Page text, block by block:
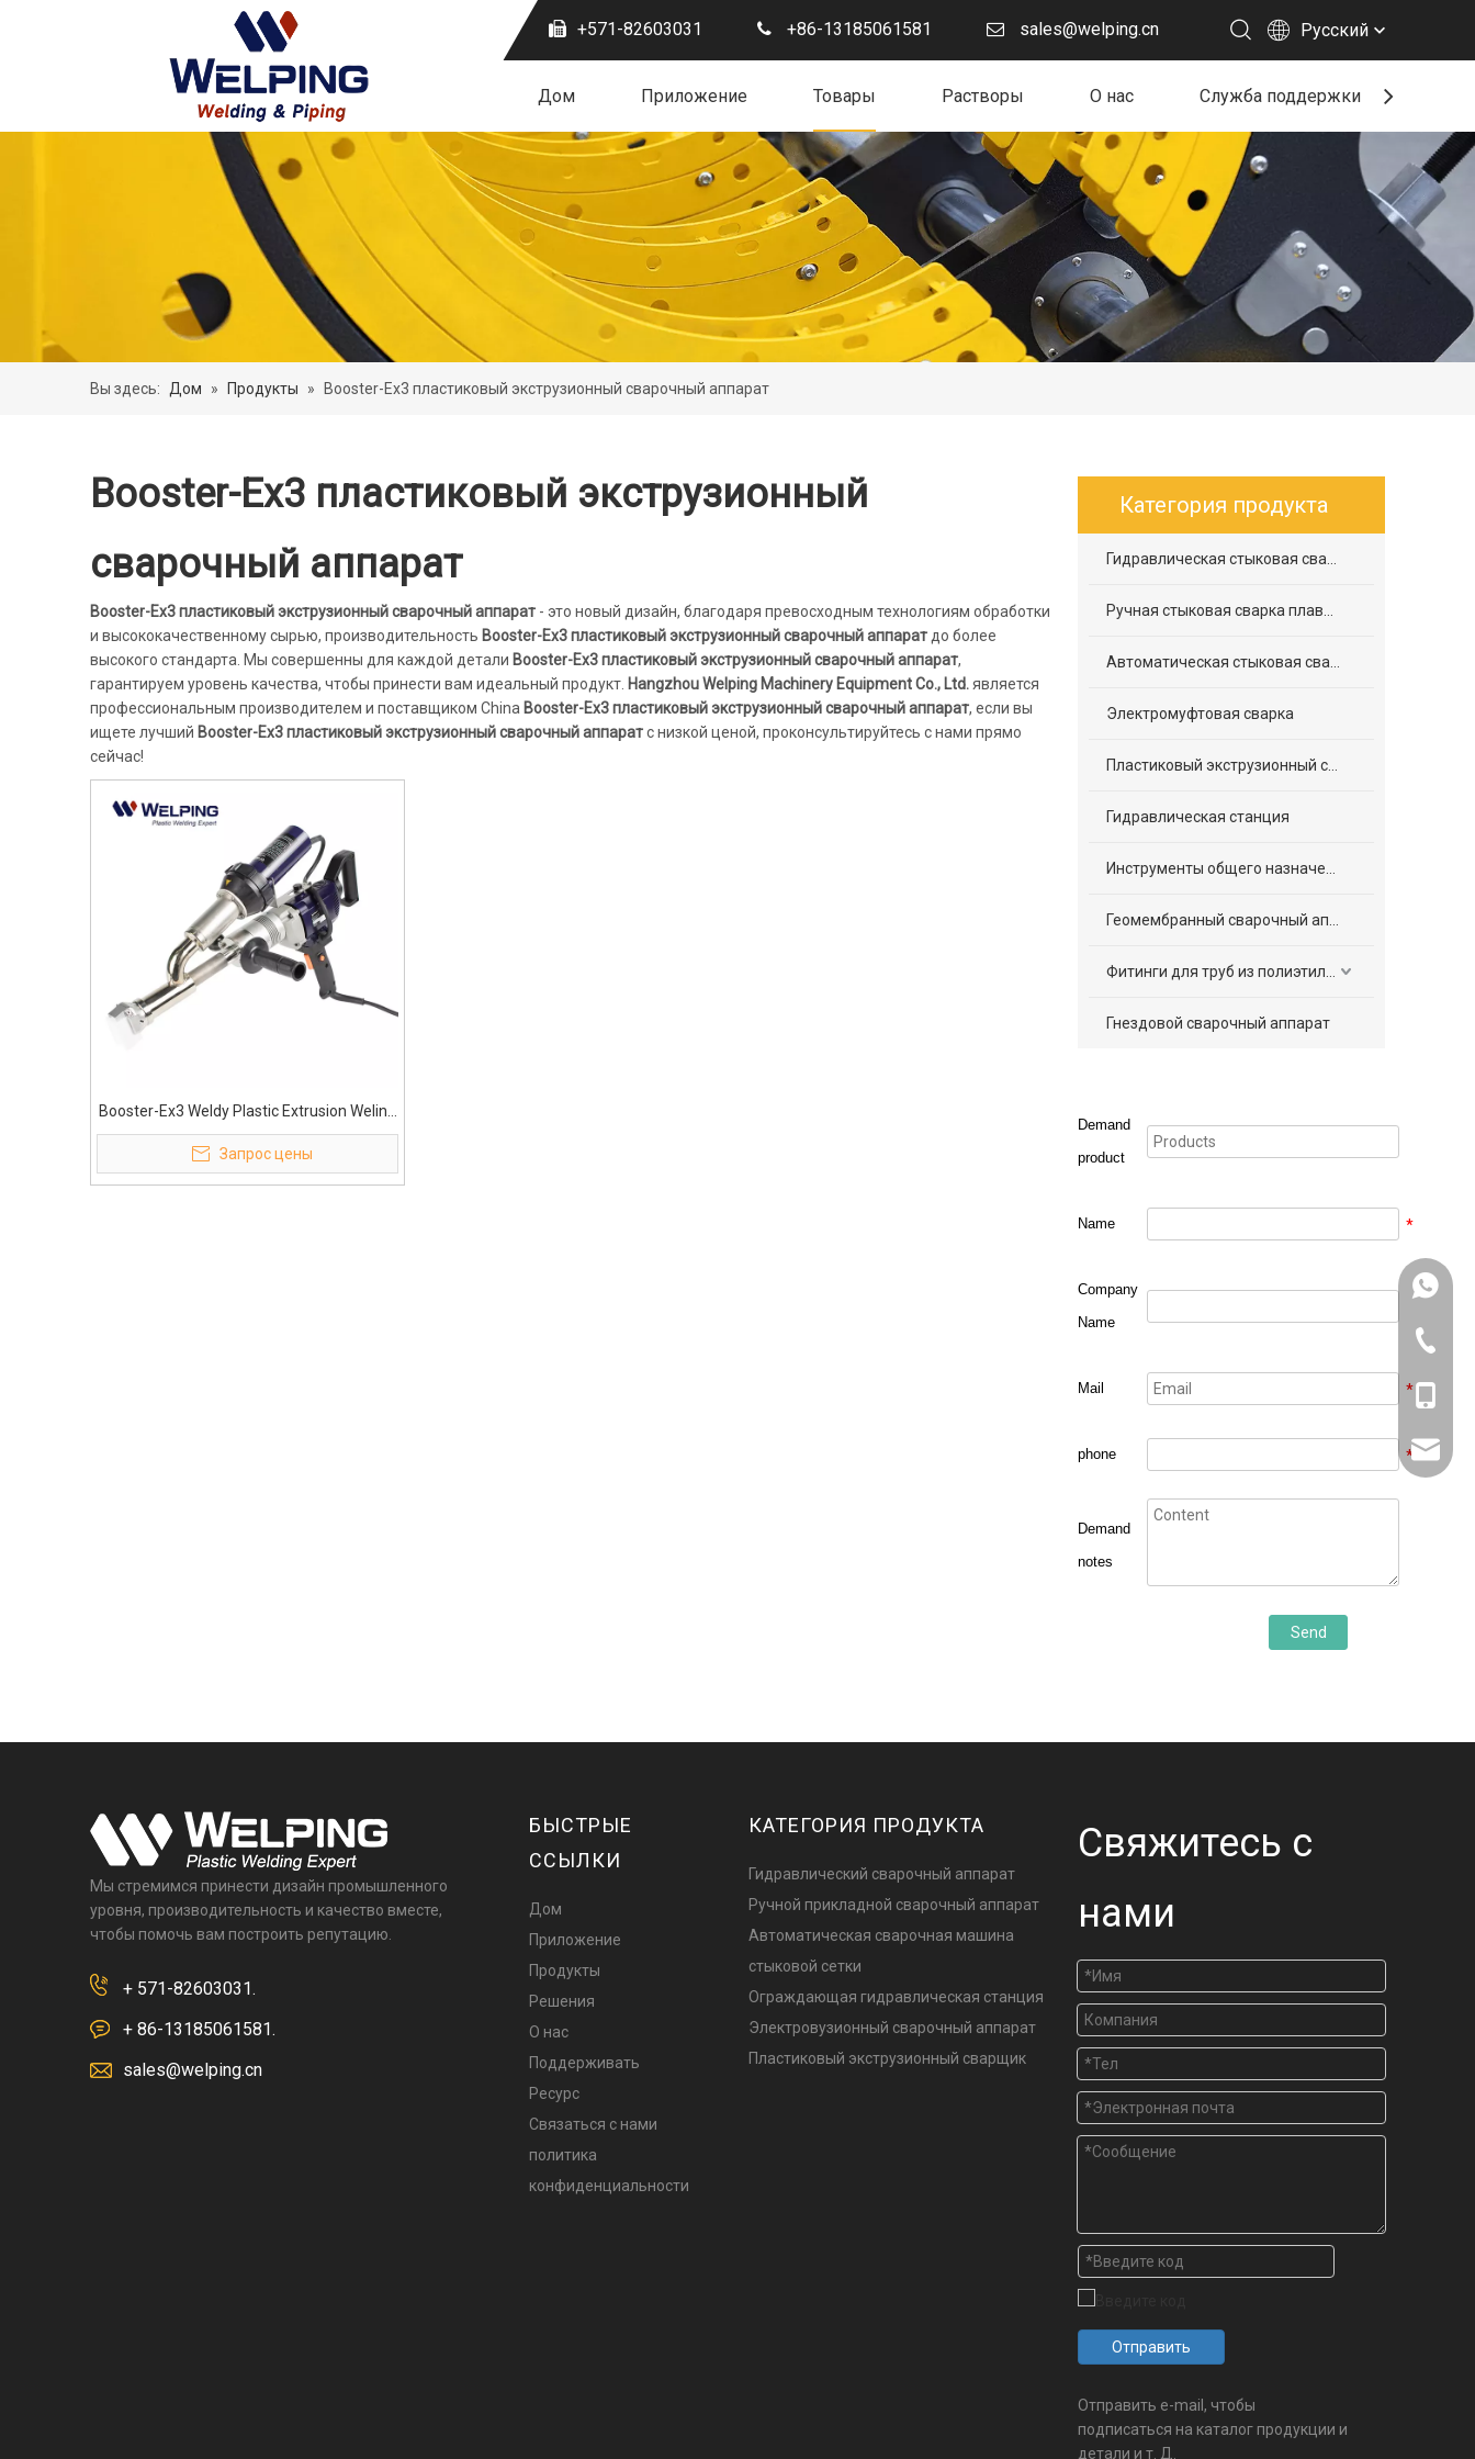
+571-82603031 +86-13185061581 sales@welping.cn Pусский
Дом Приложение Товары Растворы О нас Служба поддержки
Вы здесь: Дом » Продукты » Booster-Ex3 пластиковый экструзионный сварочный аппарат
Booster-Ex3 пластиковый экструзионный
сварочный аппарат
Booster-Ex3 пластиковый экструзионный сварочный аппарат - это новый дизайн, благодаря превосходным технологиям обработки
и высококачественному сырью, производительность Booster-Ex3 пластиковый экструзионный сварочный аппарат до более
высокого стандарта. Мы совершенны для каждой детали Booster-Ex3 пластиковый экструзионный сварочный аппарат,
гарантируем уровень качества, чтобы принести вам идеальный продукт. Hangzhou Welping Machinery Equipment Co., Ltd.является
профессиональным производителем и поставщиком China Booster-Ex3 пластиковый экструзионный сварочный аппарат, если вы
ищете лучший Booster-Ex3 пластиковый экструзионный сварочный аппаратс низкой ценой, проконсультируйтесь с нами прямо
сейчас!
Booster-Ex3 Weldy Plastic Extrusion Weling
Machine
Запрос цены
Категория продукта
Электромуфтовая сварка
Гидравлическая станция
Гнездовой сварочный аппарат
Demand
product
Name *
Company
Name
Mail *
phone *
Demand
notes
Send
Мы стремимся принести дизайн промышленного
уровня, производительность и качество вместе,
чтобы помочь вам построить репутацию.
+ 571-82603031.
+ 86-13185061581.
sales@welping.cn
БЫСТРЫЕ
ССЫЛКИ
Дом
Приложение
Продукты
Решения
О нас
Поддерживать
Ресурс
Связаться с нами
политика
конфиденциальности
КАТЕГОРИЯ ПРОДУКТА
Гидравлический сварочный аппарат
Ручной прикладной сварочный аппарат
Автоматическая сварочная машина
стыковой сетки
Ограждающая гидравлическая станция
Электровузионный сварочный аппарат
Пластиковый экструзионный сварщик
571-
Свяжитесь с
нами
Отправить
Отправить e-mail, чтобы
подписаться на каталог продукции и
детали и т. Д.